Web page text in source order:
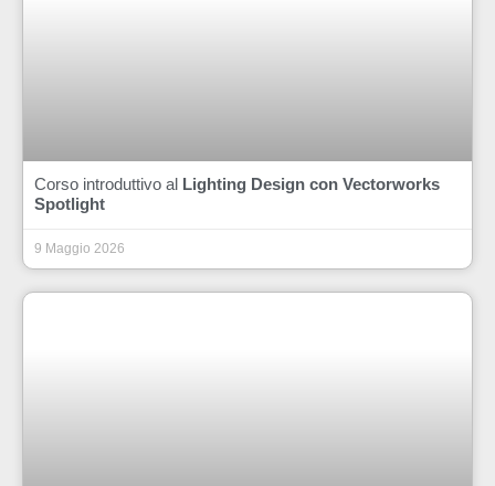
Corso introduttivo al Lighting Design con Vectorworks
Spotlight
9 Maggio 2026